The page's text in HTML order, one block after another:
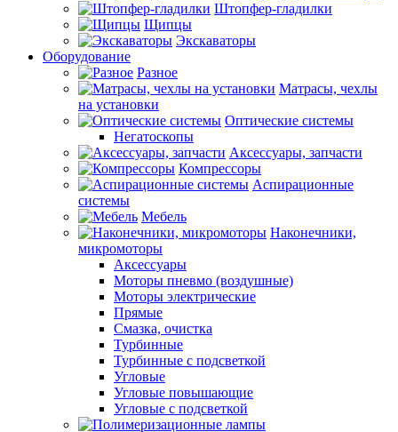
Штопфер-гладилки
Щипцы
Экскаваторы
Оборудование
Разное
Матрасы, чехлы
на установки
Оптические системы
Негатоскопы
Аксессуары, запчасти
Компрессоры
Аспирационные
системы
Мебель
Наконечники,
микромоторы
Аксессуары
Моторы пневмо (воздушные)
Моторы электрические
Прямые
Смазка, очистка
Турбинные
Турбинные с подсветкой
Угловые
Угловые повышающие
Угловые с подсветкой